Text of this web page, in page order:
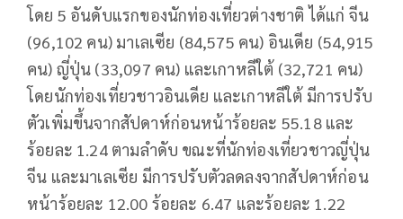
โดย 5 อันดับแรกของนักท่องเที่ยวต่างชาติ ได้แก่ จีน
(96,102 คน) มาเลเซีย (84,575 คน) อินเดีย (54,915
คน) ญี่ปุ่น (33,097 คน) และเกาหลีใต้ (32,721 คน)
โดยนักท่องเที่ยวชาวอินเดีย และเกาหลีใต้ มีการปรับ
ตัวเพิ่มขึ้นจากสัปดาห์ก่อนหน้าร้อยละ 55.18 และ
ร้อยละ 1.24 ตามลำดับ ขณะที่นักท่องเที่ยวชาวญี่ปุ่น
จีน และมาเลเซีย มีการปรับตัวลดลงจากสัปดาห์ก่อน
หน้าร้อยละ 12.00 ร้อยละ 6.47 และร้อยละ 1.22